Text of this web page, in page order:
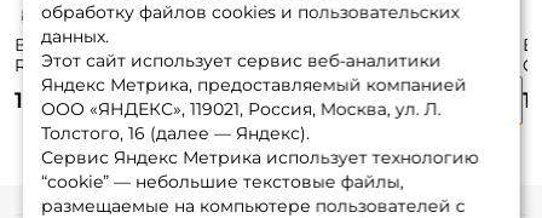
Воблер Zipbaits
Rigge 35f 3,5см.
2гр. #050R до 0,8м.
floating
1 750 ₽
Orbit 80 Sp-sr 8см.
8,5гр. #509R до 1м.
suspending
1 890 ₽
Khamsin Jr. 50 Dr
5см. 4,2гр. #510R
до 1,5м. suspending
1 690 ₽ 1
обработку файлов cookies и пользовательских
данных.
Этот сайт использует сервис веб-аналитики
Яндекс Метрика, предоставляемый компанией
ООО «ЯНДЕКС», 119021, Россия, Москва, ул. Л.
Толстого, 16 (далее — Яндекс).
Сервис Яндекс Метрика использует технологию
“cookie” — небольшие текстовые файлы,
размещаемые на компьютере пользователей с